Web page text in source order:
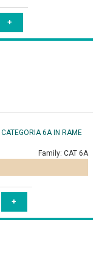
6A IN RAME
Family: CAT 6A